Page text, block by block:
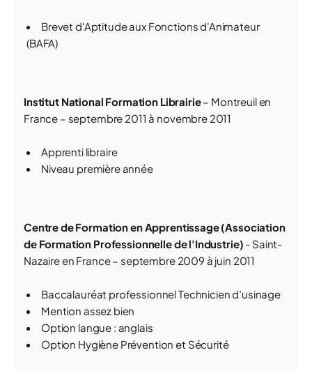
Brevet d'Aptitude aux Fonctions d'Animateur
(BAFA)
Institut National Formation Librairie– Montreuil en
France – septembre 2011 à novembre 2011
Apprenti libraire
Niveau première année
Centre de Formation en Apprentissage (Association
de Formation Professionnelle de l'Industrie) - Saint-
Nazaire en France – septembre 2009 à juin 2011
Baccalauréat professionnel Technicien d’usinage
Mention assez bien
Option langue : anglais
Option Hygiène Prévention et Sécurité